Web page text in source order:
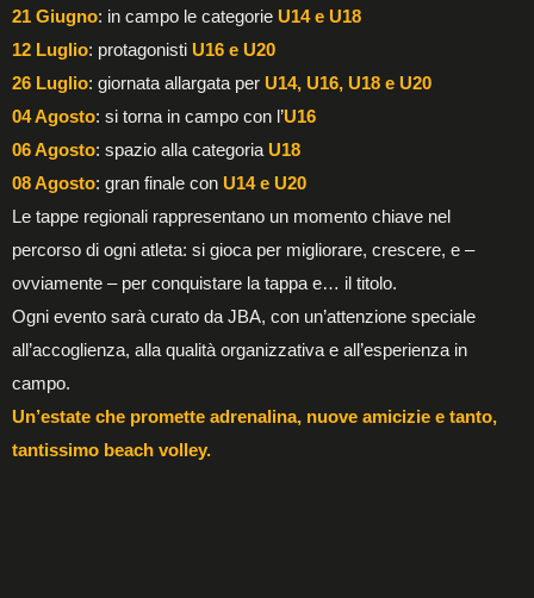
21 Giugno: in campo le categorie U14 e U18
12 Luglio: protagonisti U16 e U20
26 Luglio: giornata allargata per U14, U16, U18 e U20
04 Agosto: si torna in campo con l’U16
06 Agosto: spazio alla categoria U18
08 Agosto: gran finale con U14 e U20
Le tappe regionali rappresentano un momento chiave nel
percorso di ogni atleta: si gioca per migliorare, crescere, e –
ovviamente – per conquistare la tappa e… il titolo.
Ogni evento sarà curato da JBA, con un’attenzione speciale
all’accoglienza, alla qualità organizzativa e all’esperienza in
campo.
Un’estate che promette adrenalina, nuove amicizie e tanto,
tantissimo beach volley.